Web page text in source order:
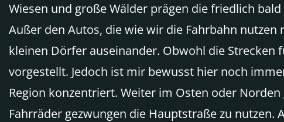
Wiesen und große Wälder prägen die friedlich
Außer den Autos, die wie wir die Fahrbahn
kleinen Dörfer auseinander. Obwohl die
vorgestellt. Jedoch ist mir bewusst hier noch
Region konzentriert. Weiter im Osten oder
Fahrräder gezwungen die Hauptstraße zu